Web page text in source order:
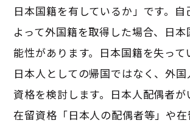
日本国籍を有しているか」です。自
よって外国籍を取得した場合、日
能性があります。日本国籍を失って
日本人としての帰国ではなく、外
資格を検討します。日本人配偶者が
在留資格「日本人の配偶者等」や